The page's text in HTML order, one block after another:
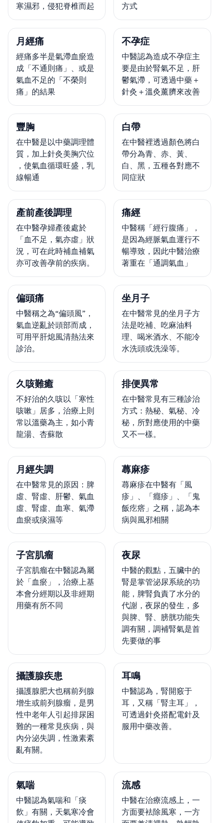
寒濕邪，侵犯脊椎而起
方式
月經痛
經痛多半是氣滯血瘀造
成「不通則痛」、或是
氣血不足的「不榮則
痛」的結果
不孕症
中醫認為造成不孕症主
要是由於腎氣不足，肝
鬱氣滯，可透過中藥＋
針灸＋溫灸薰臍來改善
豐胸
在中醫是以中藥調理體
質，加上針灸美胸穴位
，使氣血循環旺盛，乳
線暢通
白帶
在中醫裡透過顏色將白
帶分為青、赤、黃、
白、黑，五種各對應不
同症狀
產前產後調理
在中醫孕婦產後處於
「血不足，氣亦虛」狀
況，可在此時補血補氣
亦可改善孕前的疾病。
痛經
中醫稱「經行腹痛」，
是因為經脈氣血運行不
暢導致，因此中醫治療
著重在「通調氣血」
偏頭痛
中醫稱之為“偏頭風”，
氣血逆亂於頭部而成，
可用平肝熄風清熱法來
診治。
坐月子
在中醫常見的坐月子方
法是吃補、吃麻油料
理、喝米酒水、不能冷
水洗頭或洗澡等。
久咳難癒
不好治的久咳以「寒性
咳嗽」居多，治療上則
常以溫藥為主，如小青
龍湯、杏蘇散
排便異常
在中醫常見有三種診治
方式：熱秘、氣秘、冷
秘，所對應使用的中藥
又不一樣。
月經失調
在中醫常見的原因：脾
虛、腎虛、肝鬱、氣血
虛、腎虛、血寒、氣滯
血瘀或痰濕等
蕁麻疹
蕁麻疹在中醫有「風
疹」、「癮疹」、「鬼
飯疙瘩」之稱，認為本
病與風邪相關
子宮肌瘤
子宮肌瘤在中醫認為屬
於「血瘀」，治療上基
本會分經期以及非經期
用藥有所不同
夜尿
中醫的觀點，五臟中的
腎是掌管泌尿系統的功
能，脾腎負責了水分的
代謝，夜尿的發生，多
與脾、腎、膀胱功能失
調有關，調補腎氣是首
先要做的事
攝護腺疾患
攝護腺肥大也稱前列腺
增生或前列腺瘤，是男
性中老年人引起排尿困
難的一種常見疾病，與
內分泌失調，性激素紊
亂有關。
耳鳴
中醫認為，腎開竅于
耳，又稱「腎主耳」，
可透過針灸搭配電針及
服用中藥改善。
氣喘
中醫認為氣喘和「痰
飲」有關，天氣寒冷會
流感
中醫在治療流感上，一
方面要袪除風寒，一方